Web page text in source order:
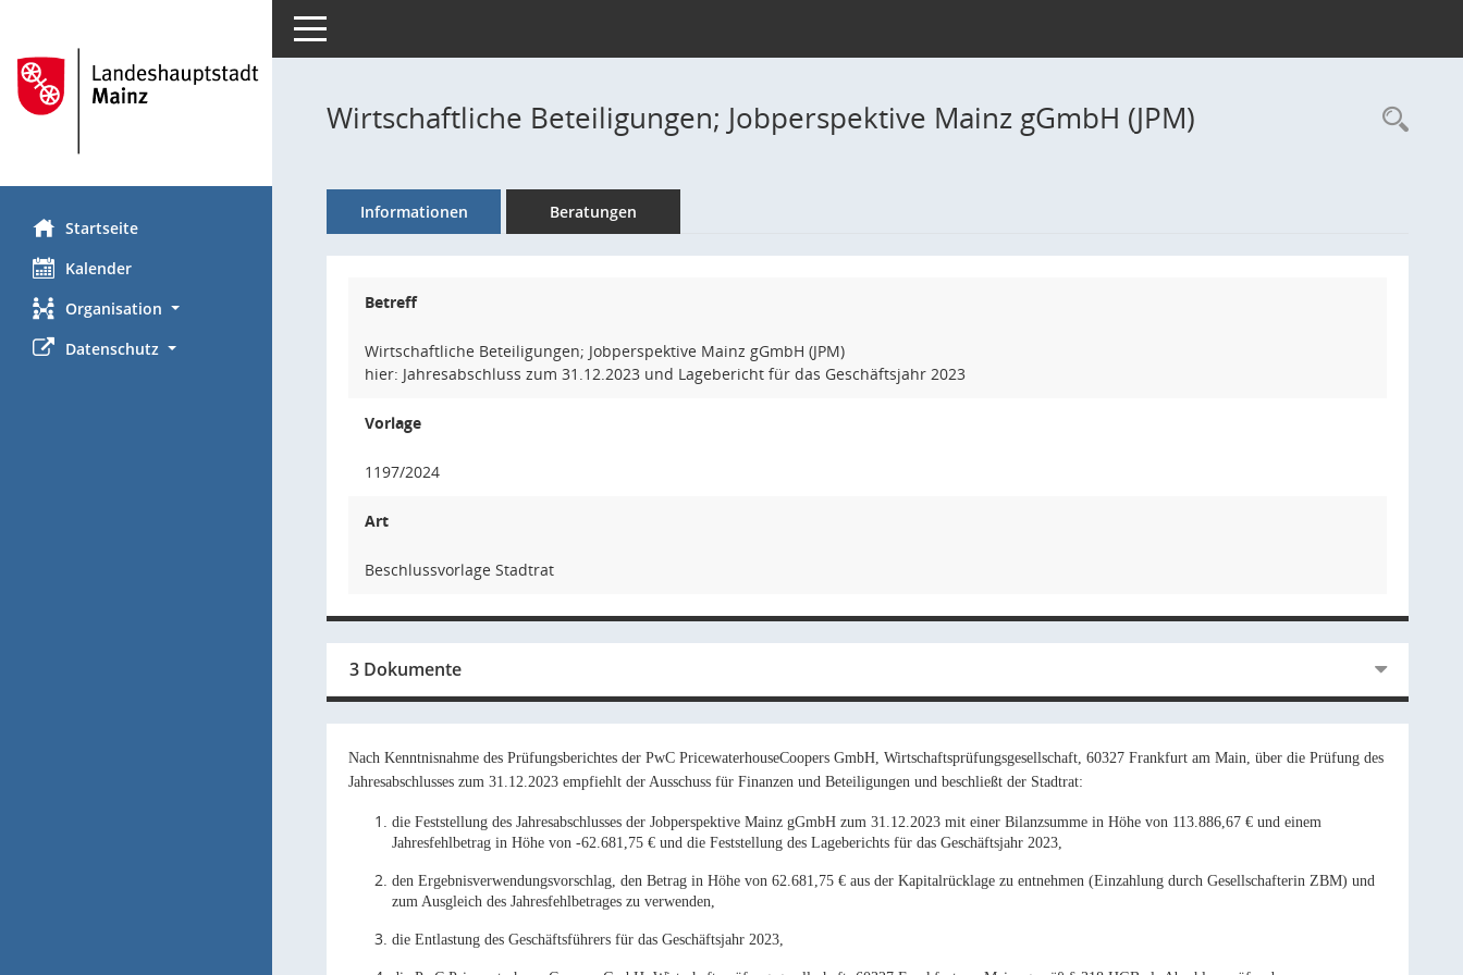
Startseite
Kalender
Organisation
Datenschutz
Toggle navigation
Wirtschaftliche Beteiligungen; Jobperspektive Mainz gGmbH (JPM)
Informationen Beratungen
Betreff
Wirtschaftliche Beteiligungen; Jobperspektive Mainz gGmbH (JPM)
hier: Jahresabschluss zum 31.12.2023 und Lagebericht für das Geschäftsjahr 2023
Vorlage
1197/2024
Art
Beschlussvorlage Stadtrat
3 Dokumente
Nach Kenntnisnahme des Prüfungsberichtes der PwC PricewaterhouseCoopers GmbH, Wirtschaftsprüfungsgesellschaft, 60327 Frankfurt am Main, über die Prüfung des
Jahresabschlusses zum 31.12.2023 empfiehlt der Ausschuss für Finanzen und Beteiligungen und beschließt der Stadtrat:
die Feststellung des Jahresabschlusses der Jobperspektive Mainz gGmbH zum 31.12.2023 mit einer Bilanzsumme in Höhe von 113.886,67 € und einem
Jahresfehlbetrag in Höhe von -62.681,75 € und die Feststellung des Lageberichts für das Geschäftsjahr 2023,
den Ergebnisverwendungsvorschlag, den Betrag in Höhe von 62.681,75 € aus der Kapitalrücklage zu entnehmen (Einzahlung durch Gesellschafterin ZBM) und
zum Ausgleich des Jahresfehlbetrages zu verwenden,
die Entlastung des Geschäftsführers für das Geschäftsjahr 2023,